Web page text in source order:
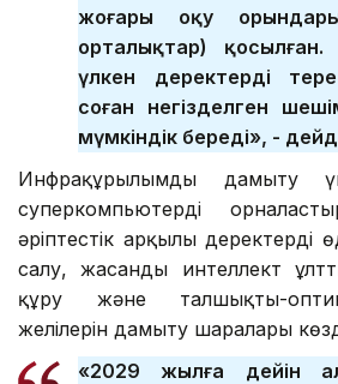
жоғары оқу
орталықтар)
үлкен деректерді
соған негізделген
мүмкіндік береді», -
Инфрақұрылымды дамыту
суперкомпьютерді
әріптестік арқылы деректерді
салу, жасанды интеллект
құру және талшықты-
желілерін дамыту шаралары
«2029 жылға дейін